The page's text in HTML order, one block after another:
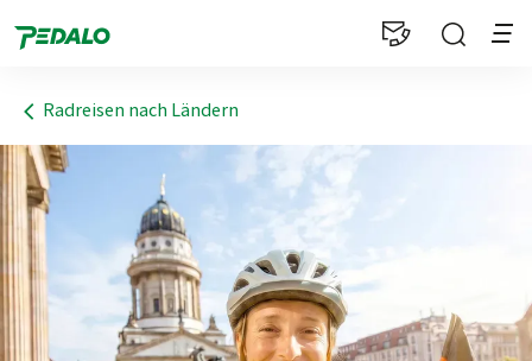
1
Radreisen nach Ländern